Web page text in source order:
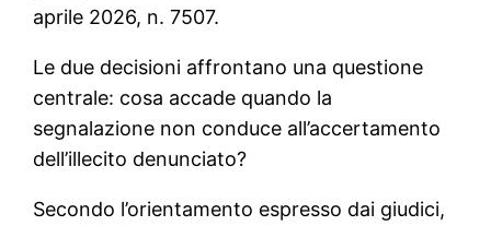
aprile 2026, n. 7507.
Le due decisioni affrontano una questione
centrale: cosa accade quando la
segnalazione non conduce all’accertamento
dell’illecito denunciato?
Secondo l’orientamento espresso dai giudici,